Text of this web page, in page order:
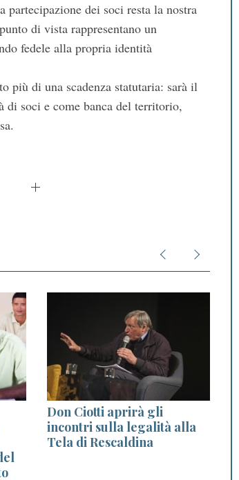
dei soci resta la nostra
di vista rappresentano un
fedele alla propria identità
più di una scadenza statutaria: sarà il
soci e come banca del territorio,
Don Ciotti aprirà gli
incontri sulla legalità alla
Tela di Rescaldina